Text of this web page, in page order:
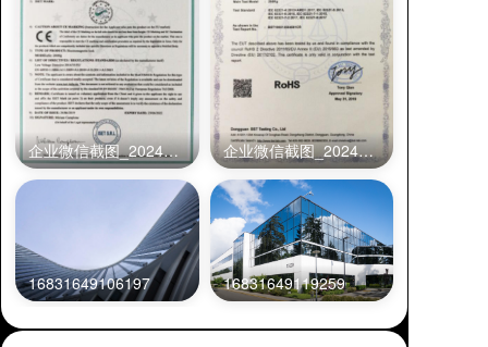
企业微信截图_20240327103514
16831649106197
企业微信截图_20240327103442
16831649119259